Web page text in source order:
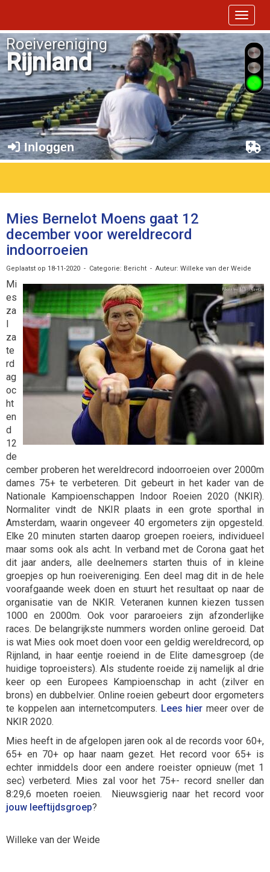
Toggle
Roeivereniging
Rijnland
Inloggen
Mies Bernelot Moens gaat 12
december voor wereldrecord
indoorroeien
Geplaatst op 18-11-2020 - Categorie: Bericht - Auteur: Willeke van der Weide
Mi
es
za
l
za
te
rd
ag
oc
ht
en
d
12
de
cember proberen het wereldrecord indoorroeien over 2000m
dames 75+ te verbeteren. Dit gebeurt in het kader van de
Nationale Kampioenschappen Indoor Roeien 2020 (NKIR).
Normaliter vindt de NKIR plaats in een grote sporthal in
Amsterdam, waarin ongeveer 40 ergometers zijn opgesteld.
Elke 20 minuten starten daarop groepen roeiers, individueel
maar soms ook als acht. In verband met de Corona gaat het
dit jaar anders, alle deelnemers starten thuis of in kleine
groepjes op hun roeivereniging. Een deel mag dit in de hele
voorafgaande week doen en stuurt het resultaat op naar de
organisatie van de NKIR. Veteranen kunnen kiezen tussen
1000 en 2000m. Ook voor pararoeiers zijn afzonderlijke
races. De belangrijkste nummers worden online geroeid. Dat
is wat Mies ook moet doen voor een geldig wereldrecord, op
Rijnland, in haar eentje roeiend in de Elite damesgroep (de
huidige toproeisters). Als studente roeide zij namelijk al drie
keer op een Europees Kampioenschap in acht (zilver en
brons) en dubbelvier. Online roeien gebeurt door ergometers
te koppelen aan internetcomputers. Lees hier meer over de
NKIR 2020.
Mies heeft in de afgelopen jaren ook al de records voor 60+,
65+ en 70+ op haar naam gezet. Het record voor 65+ is
echter inmiddels door een andere roeister opnieuw (met 1
sec) verbeterd. Mies zal voor het 75+- record sneller dan
8:29,6 moeten roeien. Nieuwsgierig naar het record voor
jouw leeftijdsgroep?
Willeke van der Weide